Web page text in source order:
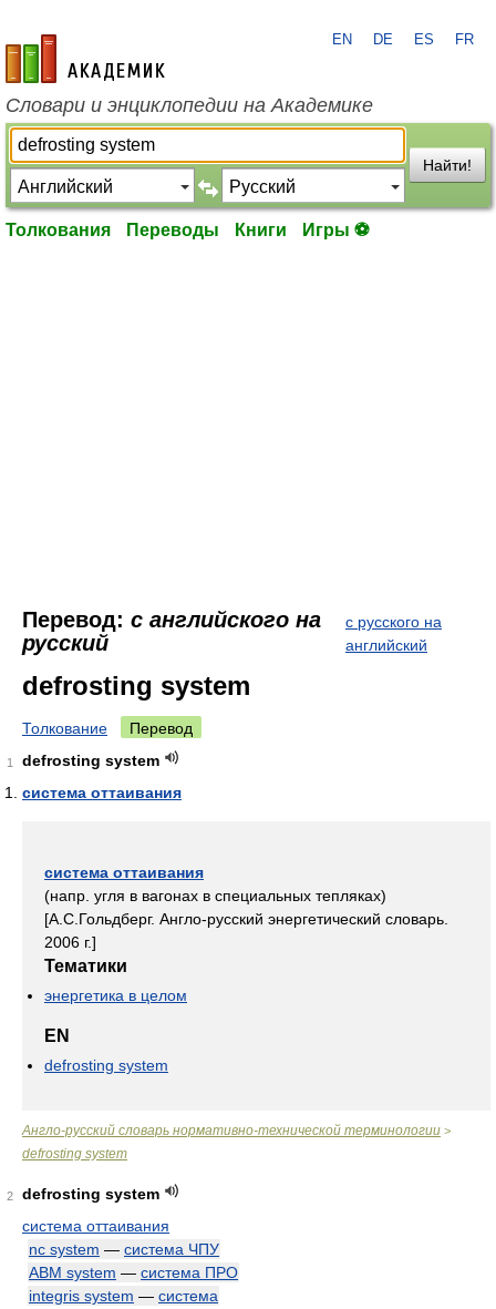
academic.ru
EN DE ES FR
Словари и энциклопедии на Академике
Найти!
Толкования Переводы Книги Игры ⚽
Перевод: с английского на
русский
с русского на
английский
defrosting system
Толкование Перевод
1
defrosting system
система оттаивания
система оттаивания
(напр. угля в вагонах в специальных тепляках)
[А.С.Гольдберг. Англо-русский энергетический словарь.
2006 г.]
Тематики
энергетика в целом
EN
defrosting system
Англо-русский словарь нормативно-технической терминологии >
defrosting system
2
defrosting system
система оттаивания
nc system — система ЧПУ
ABM system — система ПРО
integris system — система